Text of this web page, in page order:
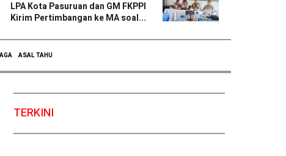
LPA Kota Pasuruan dan GM FKPPI
Kirim Pertimbangan ke MA soal...
ASAL TAHU
TERKINI